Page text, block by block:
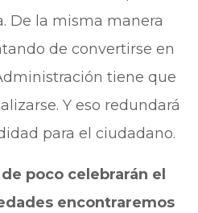
De la misma manera
de convertirse en
tiene que
Y eso redundará
para el ciudadano.
poco celebrarán el
encontraremos